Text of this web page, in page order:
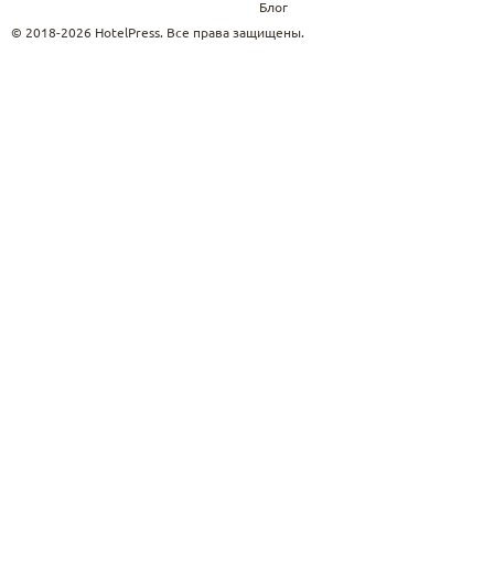
Блог
© 2018-2026 HotelPress. Все права защищены.